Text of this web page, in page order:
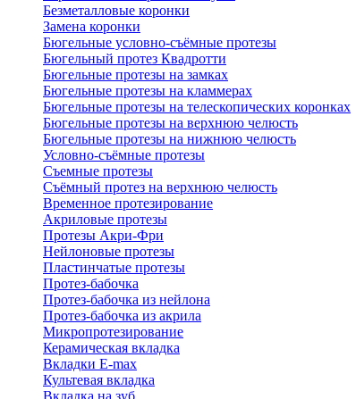
Безметалловые коронки
Замена коронки
Бюгельные условно-съёмные протезы
Бюгельный протез Квадротти
Бюгельные протезы на замках
Бюгельные протезы на кламмерах
Бюгельные протезы на телескопических коронках
Бюгельные протезы на верхнюю челюсть
Бюгельные протезы на нижнюю челюсть
Условно-съёмные протезы
Съемные протезы
Съёмный протез на верхнюю челюсть
Временное протезирование
Акриловые протезы
Протезы Акри-Фри
Нейлоновые протезы
Пластинчатые протезы
Протез-бабочка
Протез-бабочка из нейлона
Протез-бабочка из акрила
Микропротезирование
Керамическая вкладка
Вкладки E-max
Культевая вкладка
Вкладка на зуб